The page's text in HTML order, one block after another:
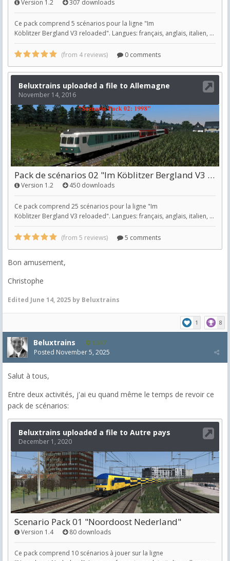
Bon amusement,
Christophe
Edited June 14, 2025 by Beluxtrains
1 8
Beluxtrains 1,557
Posted November 5, 2025
Salut à tous,
Entre deux activités, j'ai eu quand même le temps de revoir ce
pack de scénarios: